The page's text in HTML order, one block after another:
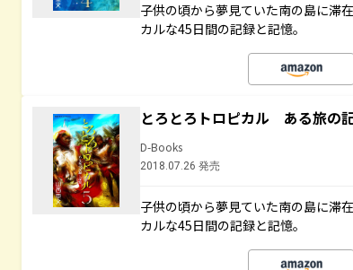
子供の頃から夢見ていた南の島に滞
カルな45日間の記録と記憶。
とろとろトロピカル ある旅の
D-Books
2018.07.26 発売
子供の頃から夢見ていた南の島に滞
カルな45日間の記録と記憶。